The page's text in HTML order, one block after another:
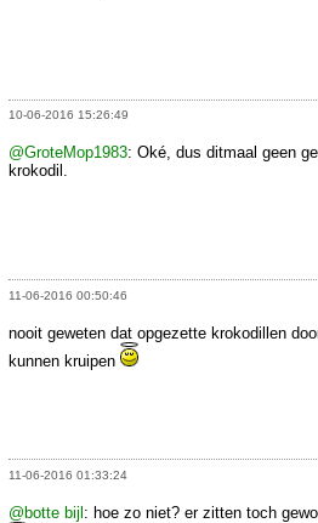
10-06-2016 15:26:49
@GroteMop1983: Oké, dus ditmaal geen
krokodil.
11-06-2016 00:50:46
nooit geweten dat opgezette krokodillen
kunnen kruipen
11-06-2016 01:33:24
@botte bijl : hoe zo niet? er zitten toch